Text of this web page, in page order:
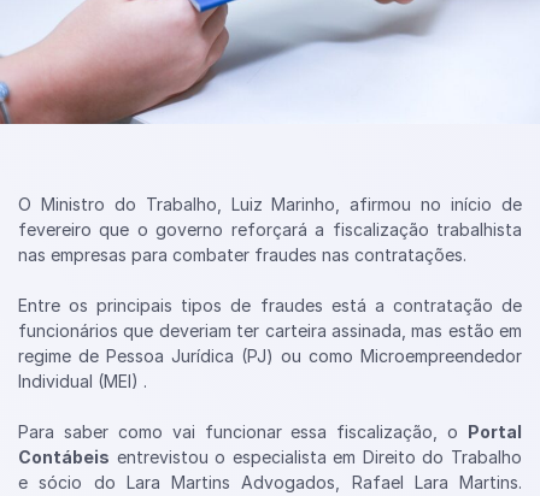
O Ministro do Trabalho, Luiz Marinho, afirmou no início de
fevereiro que o governo reforçará a fiscalização trabalhista
nas empresas para combater fraudes nas contratações.
Entre os principais tipos de fraudes está a contratação de
funcionários que deveriam ter carteira assinada, mas estão em
regime de Pessoa Jurídica (PJ) ou como Microempreendedor
Individual (MEI) .
Para saber como vai funcionar essa fiscalização, o Portal
Contábeis entrevistou o especialista em Direito do Trabalho
e sócio do Lara Martins Advogados, Rafael Lara Martins.